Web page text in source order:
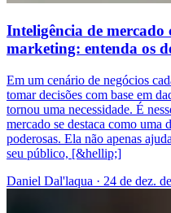
Inteligência de mercado
marketing: entenda os
Em um cenário de negócios
tomar decisões com base em
tornou uma necessidade. É
mercado se destaca como uma
poderosas. Ela não apenas
seu público, [&hellip;]
Daniel Dal'laqua · 24 de dez.